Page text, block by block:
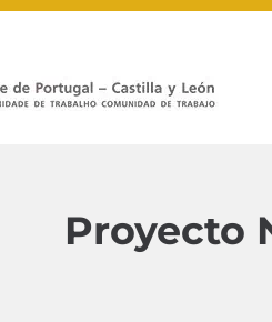
Proyecto